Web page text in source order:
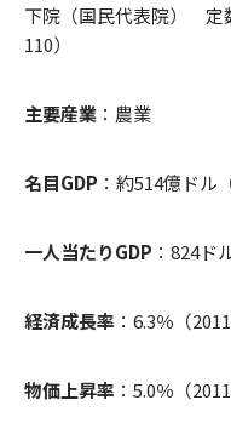
下院（国民代表院） 定
110）
主要産業 ：農業
名目GDP ：約514億ドル
一人当たりGDP ：824ド
経済成長率 ：6.3％（
物価上昇率 ：5.0％（